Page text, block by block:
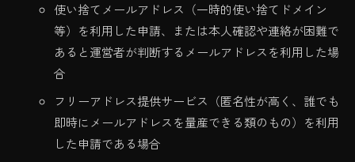
使い捨てメールアドレス（一時的使い捨てドメイン
等）を利用した申請、または本人確認や連絡が困難で
あると運営者が判断するメールアドレスを利用した場
合
フリーアドレス提供サービス（匿名性が高く、誰でも
即時にメールアドレスを量産できる類のもの）を利用
した申請である場合